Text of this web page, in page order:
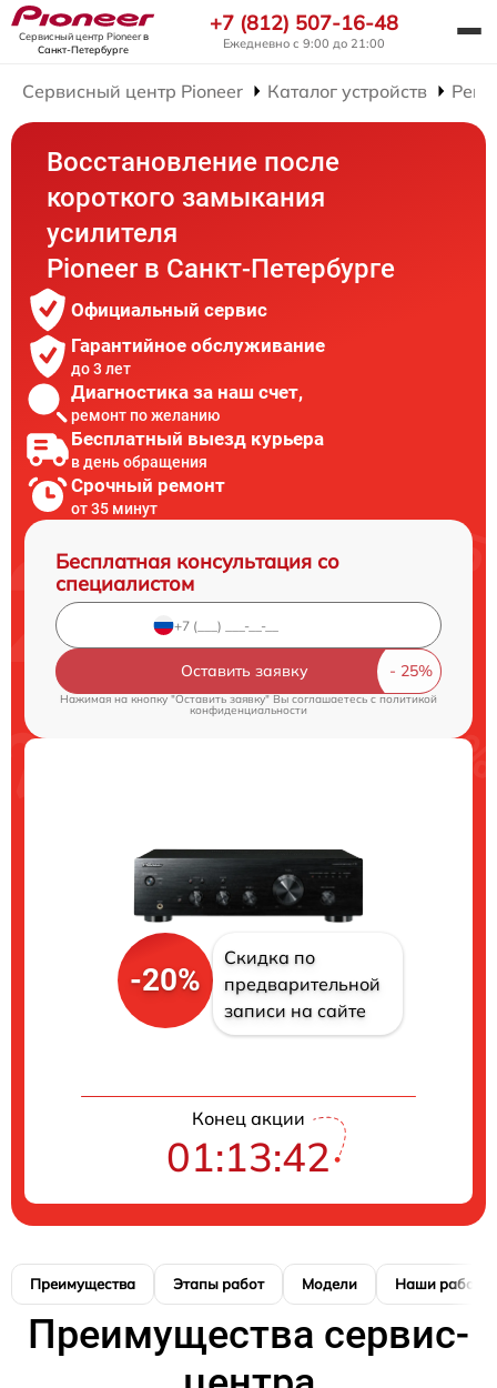
Сервисный центр Pioneerв
Санкт-Петербурге
+7 (812) 507-16-48
Ежедневно с 9:00 до 21:00
Сервисный центр Pioneer Каталог устройств
Восстановление после
короткого замыкания
усилителя
Pioneer в Санкт-Петербурге
Официальный сервис
Гарантийное обслуживание
до 3 лет
Диагностика за наш счет,
ремонт по желанию
Бесплатный выезд курьера
в день обращения
Срочный ремонт
от 35 минут
Бесплатная консультация со
специалистом
Оставить заявку
Нажимая на кнопку "Оставить заявку" Вы соглашаетесь c политикой
конфиденциальности
-20%
Скидка по
предварительной
записи на сайте
Конец акции
01:13:41
Преимущества Этапы работ Модели Наши работы
Преимущества сервис-